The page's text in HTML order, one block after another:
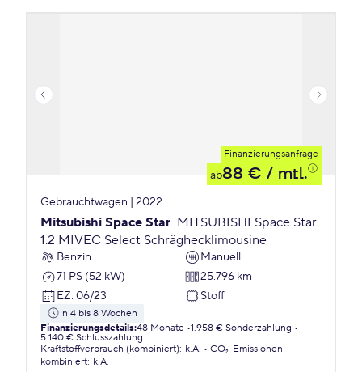
Finanzierungsanfrage
ab88 € / mtl.
Gebrauchtwagen | 2022
Mitsubishi Space Star MITSUBISHI Space Star
1.2 MIVEC Select Schräghecklimousine
Benzin
Manuell
71 PS (52 kW)
25.796 km
EZ: 06/23 Stoff
in 4 bis 8 Wochen
Finanzierungsdetails:48 Monate 1.958 € Sonderzahlung
5.140 € Schlusszahlung
Kraftstoffverbrauch (kombiniert): k.A.
CO₂-Emissionen
kombiniert: k.A.